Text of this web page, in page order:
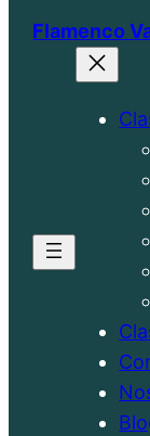
Flamenco